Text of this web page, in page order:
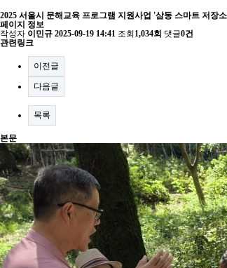
2025 서울시 문해교육 프로그램 지원사업 '삼동 스마트 저장
페이지 정보
작성자 이민규 2025-09-19 14:41 조회 1,034회 댓글0건
관련링크
이전글
다음글
목록
본문